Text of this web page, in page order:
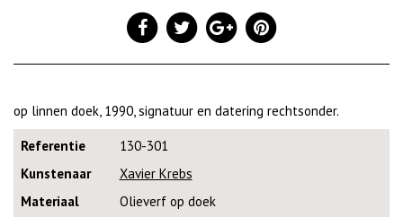
op linnen doek, 1990, signatuur en datering rechtsonder.
Referentie
130-301
Kunstenaar
Xavier Krebs
Materiaal
Olieverf op doek